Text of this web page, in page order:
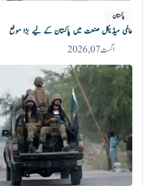
پاکستان
عالمی میڈیکل صنعت میں پاکستان کے لیے بڑا موقع
اگست 07, 2026